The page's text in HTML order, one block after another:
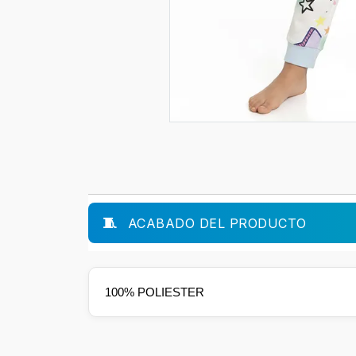
ACABADO DEL PRODUCTO
100% POLIESTER